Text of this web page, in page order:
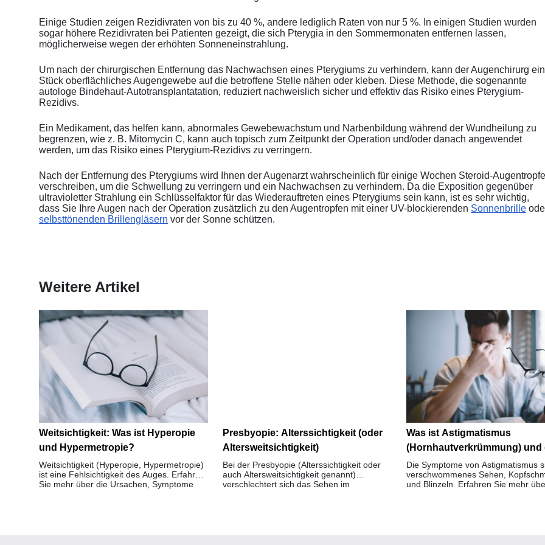
Einige Studien zeigen Rezidivraten von bis zu 40 %, andere lediglich Raten von nur 5 %. In einigen Studien wurden
sogar höhere Rezidivraten bei Patienten gezeigt, die sich Pterygia in den Sommermonaten entfernen lassen,
möglicherweise wegen der erhöhten Sonneneinstrahlung.
Um nach der chirurgischen Entfernung das Nachwachsen eines Pterygiums zu verhindern, kann der Augenchirurg ein
Stück oberflächliches Augengewebe auf die betroffene Stelle nähen oder kleben. Diese Methode, die sogenannte
autologe Bindehaut-Autotransplantatation, reduziert nachweislich sicher und effektiv das Risiko eines Pterygium-
Rezidivs.
Ein Medikament, das helfen kann, abnormales Gewebewachstum und Narbenbildung während der Wundheilung zu
begrenzen, wie z. B. Mitomycin C, kann auch topisch zum Zeitpunkt der Operation und/oder danach angewendet
werden, um das Risiko eines Pterygium-Rezidivs zu verringern.
Nach der Entfernung des Pterygiums wird Ihnen der Augenarzt wahrscheinlich für einige Wochen Steroid-
verschreiben, um die Schwellung zu verringern und ein Nachwachsen zu verhindern. Da die Exposition gegenüber
ultravioletter Strahlung ein Schlüsselfaktor für das Wiederauftreten eines Pterygiums sein kann, ist es sehr wichtig,
dass Sie Ihre Augen nach der Operation zusätzlich zu den Augentropfen mit einer UV-blockierenden Sonnenbrille
selbsttönenden Brillengläsern vor der Sonne schützen.
Weitere Artikel
Weitsichtigkeit: Was ist Hyperopie
und Hypermetropie?
Weitsichtigkeit (Hyperopie, Hypermetropie)
ist eine Fehlsichtigkeit des Auges. Erfahren
Sie mehr über die Ursachen, Symptome
Presbyopie: Alterssichtigkeit (oder
Altersweitsichtigkeit)
Bei der Presbyopie (Alterssichtigkeit oder
auch Altersweitsichtigkeit genannt)
verschlechtert sich das Sehen im
Was ist Astigmatismus
(Hornhautverkrümmung) und
Symptome?
Die Symptome von Astigmatismus
verschwommenes Sehen,
und Blinzeln. Erfahren Sie mehr